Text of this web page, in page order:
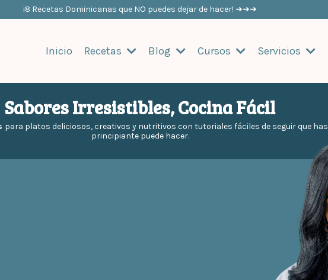
¡8 Recetas Dominicanas que NO puedes dejar de hacer! ➜➜➜
Inicio Recetas Blog Cursos Servicios
Sabores Irresistibles, Cocina Fácil
para platos deliciosos, creativos y nutritivos con tutoriales fáciles de seguir que
principiante puede hacer.